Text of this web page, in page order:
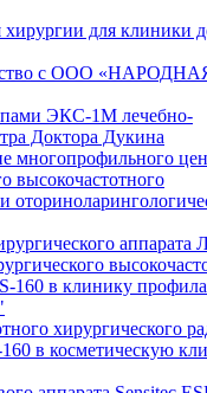
для клиники
с ООО
ЭКС-1М лечебно-
Доктора Дукина
многопрофильного
высокочастотного
160 в клинику
хирургического
160 в косметическую